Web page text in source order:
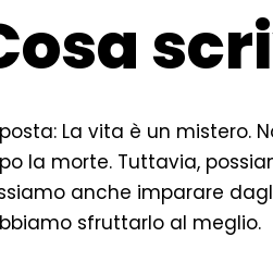
La vita è un
la morte. Tuttavia,
anche imparare
sfruttarlo al meglio.